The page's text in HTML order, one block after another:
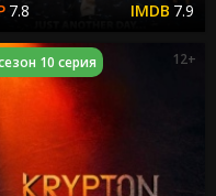
7.8 7.9
10 серия 12+